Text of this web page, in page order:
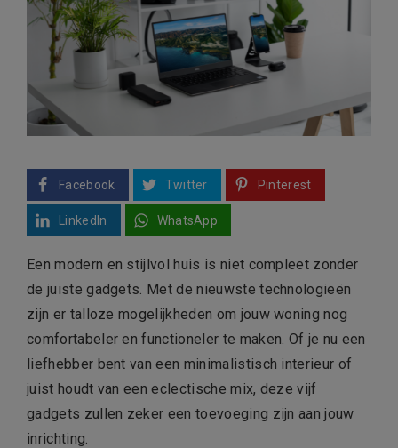
Facebook Twitter Pinterest
LinkedIn WhatsApp
Een modern en stijlvol huis is niet compleet zonder
de juiste gadgets. Met de nieuwste technologieën
zijn er talloze mogelijkheden om jouw woning nog
comfortabeler en functioneler te maken. Of je nu een
liefhebber bent van een minimalistisch interieur of
juist houdt van een eclectische mix, deze vijf
gadgets zullen zeker een toevoeging zijn aan jouw
inrichting.